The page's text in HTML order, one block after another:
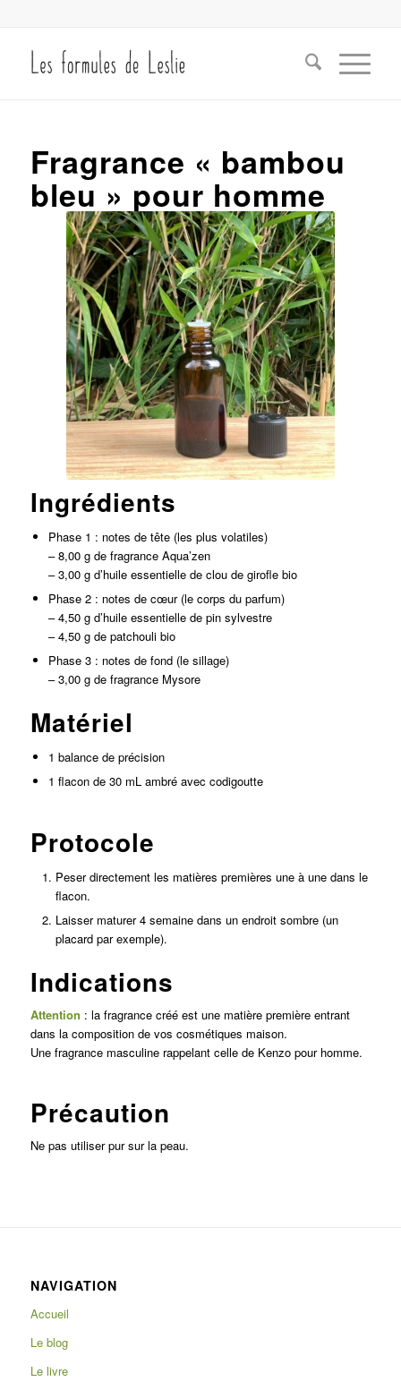
Fragrance « bambou
bleu » pour homme
Ingrédients
Phase 1 : notes de tête (les plus volatiles)
– 8,00 g de fragrance Aqua’zen
– 3,00 g d’huile essentielle de clou de girofle bio
Phase 2 : notes de cœur (le corps du parfum)
– 4,50 g d’huile essentielle de pin sylvestre
– 4,50 g de patchouli bio
Phase 3 : notes de fond (le sillage)
– 3,00 g de fragrance Mysore
Matériel
1 balance de précision
1 flacon de 30 mL ambré avec codigoutte
Protocole
Peser directement les matières premières une à une dans le
flacon.
Laisser maturer 4 semaine dans un endroit sombre (un
placard par exemple).
Indications
Attention : la fragrance créé est une matière première entrant
dans la composition de vos cosmétiques maison.
Une fragrance masculine rappelant celle de Kenzo pour homme.
Précaution
Ne pas utiliser pur sur la peau.
NAVIGATION
Accueil
Le blog
Le livre